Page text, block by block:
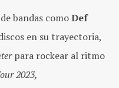
bandas comoDef
en su trayectoria,
para rockear al ritmo
2023,